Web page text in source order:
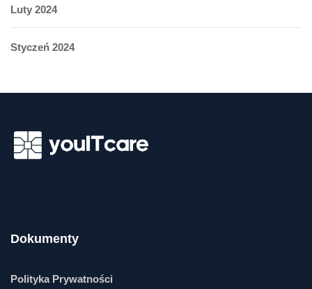
Luty 2024
Styczeń 2024
Dokumenty
Polityka Prywatności